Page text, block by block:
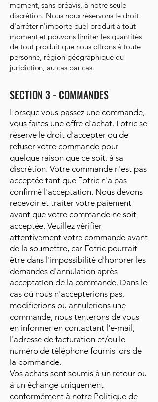
moment, sans préavis, à notre seule
discrétion. Nous nous réservons le droit
d'arrêter n'importe quel produit à tout
moment et pouvons limiter les quantités
de tout produit que nous offrons à toute
personne, région géographique ou
juridiction, au cas par cas.
SECTION 3 - COMMANDES
Lorsque vous passez une commande,
vous faites une offre d'achat. Fotric se
réserve le droit d'accepter ou de
refuser votre commande pour
quelque raison que ce soit, à sa
discrétion. Votre commande n'est pas
acceptée tant que Fotric n'a pas
confirmé l'acceptation. Nous devons
recevoir et traiter votre paiement
avant que votre commande ne soit
acceptée. Veuillez vérifier
attentivement votre commande avant
de la soumettre, car Fotric pourrait
être dans l'impossibilité d'honorer les
demandes d'annulation après
acceptation de la commande. Dans le
cas où nous n'accepterions pas,
modifierions ou annulerions une
commande, nous tenterons de vous
en informer en contactant l'e‑mail,
l'adresse de facturation et/ou le
numéro de téléphone fournis lors de
la commande.
Vos achats sont soumis à un retour ou
à un échange uniquement
conformément à notre Politique de